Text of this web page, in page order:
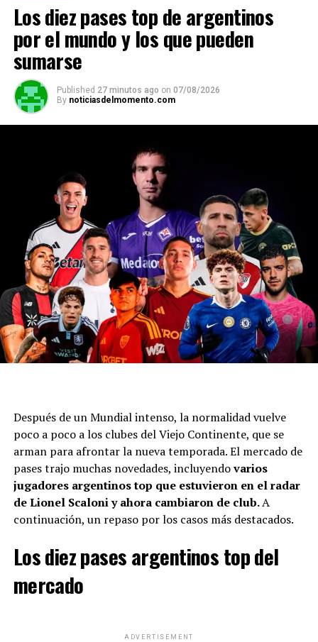
Los diez pases top de argentinos
por el mundo y los que pueden
sumarse
Published 27 minutos ago on 07/08/2026
By noticiasdelmomento.com
Después de un Mundial intenso, la normalidad vuelve
poco a poco a los clubes del Viejo Continente, que se
arman para afrontar la nueva temporada. El mercado de
pases trajo muchas novedades, incluyendovarios
jugadores argentinos top que estuvieron en el radar
de Lionel Scaloni y ahora cambiaron de club.A
continuación, un repaso por los casos más destacados.
Los diez pases argentinos top del
mercado
ADVERTISEMENT